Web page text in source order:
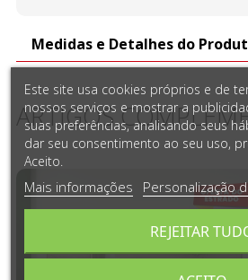
Medidas e Detalhes do
ARTIGOS
Este site usa cookies próprios e de
nossos serviços e mostrar a
suas preferências, analisando seus
dar seu consentimento ao seu uso,
Aceito.
Mais informações Personalização
REJEITAR